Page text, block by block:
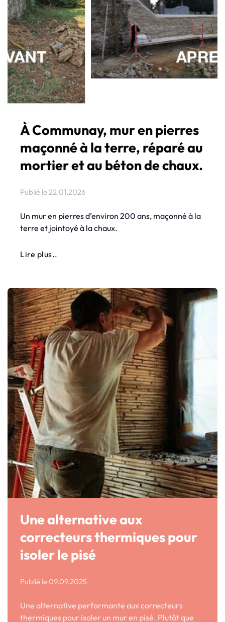
À Communay, mur en pierres
maçonné à la terre, réparé au
mortier et au béton de chaux.
Publié le22.01.2026
Un mur en pierres d’environ 200 ans, maçonné à la
terre et jointoyé à la chaux.
Lire plus..
Une alternative aux
correcteurs thermiques pour
isoler le pisé
Publié le09.09.2025
Une alternative performante aux correcteurs
thermiques pour isoler un mur en pisé. Plutôt que